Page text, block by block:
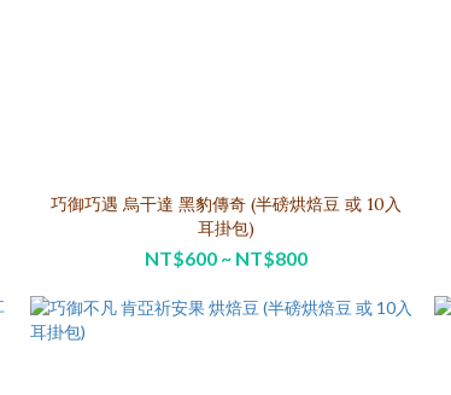
巧御巧遇 烏干達 黑豹傳奇 (半磅烘焙豆 或 10入
耳掛包)
NT$600 ~ NT$800